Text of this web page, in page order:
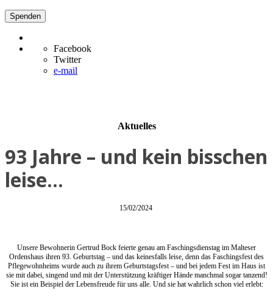
Spenden
Facebook
Twitter
e-mail
Aktuelles
93 Jahre – und kein bisschen
leise…
15/02/2024
Unsere Bewohnerin Gertrud Bock feierte genau am Faschingsdienstag im Malteser
Ordenshaus ihren 93. Geburtstag – und das keinesfalls leise, denn das Faschingsfest des
Pflegewohnheims wurde auch zu ihrem Geburtstagsfest – und bei jedem Fest im Haus ist
sie mit dabei, singend und mit der Unterstützung kräftiger Hände manchmal sogar tanzend!
Sie ist ein Beispiel der Lebensfreude für uns alle. Und sie hat wahrlich schon viel erlebt: